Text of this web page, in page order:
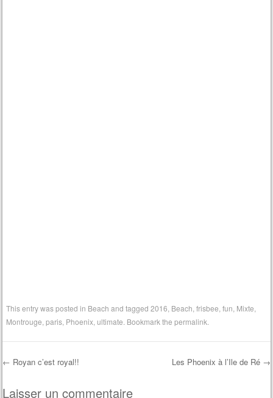
This entry was posted in Beach and tagged2016 Beach ,frisbee ,fun Mixte
Montrouge ,paris Phoenix ,ultimate . Bookmark thepermalink
Post navigation
← Royan c’est royal!! Les Phoenix à l’Ile de Ré →
Laisser un commentaire